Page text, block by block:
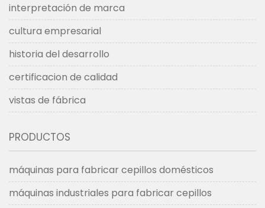
interpretación de marca
cultura empresarial
historia del desarrollo
certificacion de calidad
vistas de fábrica
PRODUCTOS
máquinas para fabricar cepillos domésticos
máquinas industriales para fabricar cepillos